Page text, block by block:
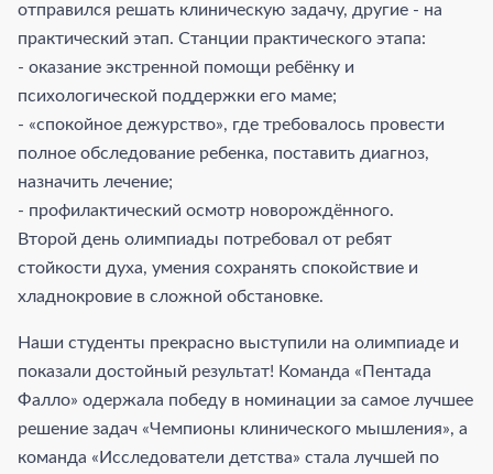
отправился решать клиническую задачу, другие - на
практический этап. Станции практического этапа:
- оказание экстренной помощи ребёнку и
психологической поддержки его маме;
- «спокойное дежурство», где требовалось провести
полное обследование ребенка, поставить диагноз,
назначить лечение;
- профилактический осмотр новорождённого.
Второй день олимпиады потребовал от ребят
стойкости духа, умения сохранять спокойствие и
хладнокровие в сложной обстановке.
Наши студенты прекрасно выступили на олимпиаде и
показали достойный результат! Команда «Пентада
Фалло» одержала победу в номинации за самое лучшее
решение задач «Чемпионы клинического мышления», а
команда «Исследователи детства» стала лучшей по